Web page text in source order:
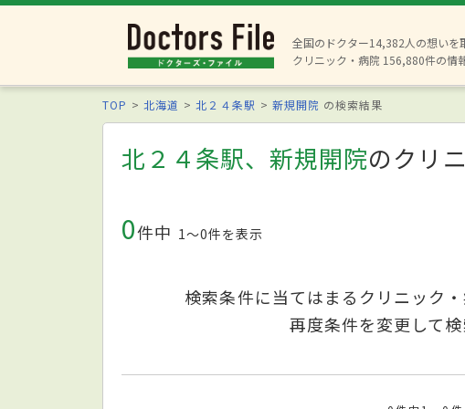
全国のドクター14,382人の想いを
クリニック・病院 156,880件の情
TOP 北海道 北２４条駅 新規開院 の検索結果
北２４条駅、新規開院のクリ
0件中 1〜0件を表示
検索条件に当てはまるクリニック
再度条件を変更して検